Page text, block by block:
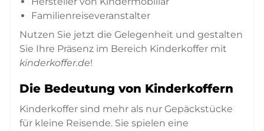
Familienreiseveranstalter
Nutzen Sie jetzt die Gelegenheit und gestalten
Sie Ihre Präsenz im Bereich Kinderkoffer mit
kinderkoffer.de!
Die Bedeutung von Kinderkoffern
Kinderkoffer sind mehr als nur Gepäckstücke
für kleine Reisende. Sie spielen eine